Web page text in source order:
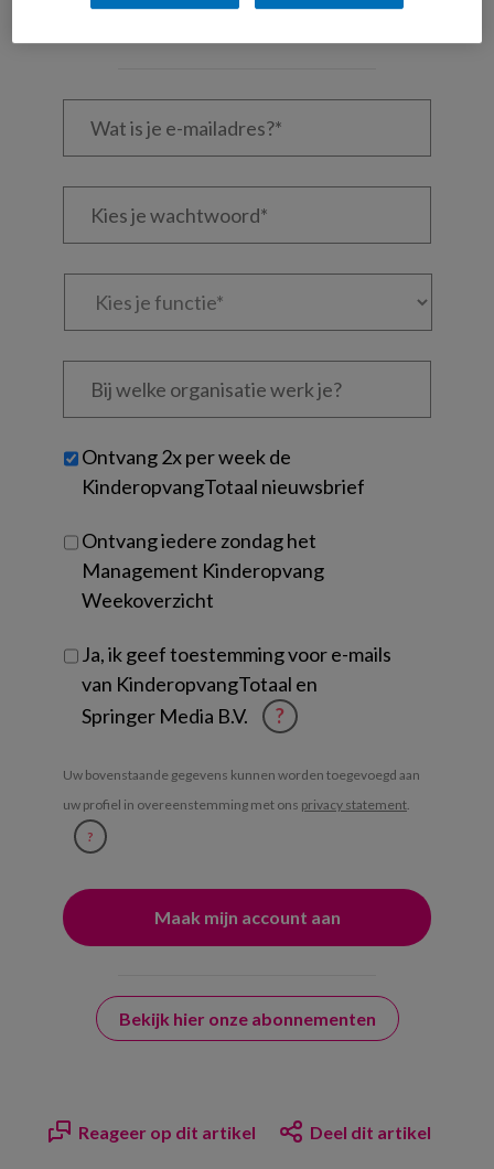
Wat
Kies
wachtwoord*
Kies
Bij
welke
je?
Untitled
Ontvang 2x per week de
KinderopvangTotaal nieuwsbrief
Ontvang iedere zondag het
Management Kinderopvang
Weekoverzicht
Ja, ik geef toestemming voor e-mails
van KinderopvangTotaal en
Springer Media B.V.
?
Uw bovenstaande gegevens kunnen worden toegevoegd aan
uw profiel in overeenstemming met ons privacy statement
?
Bekijk hier onze abonnementen
Reageer op dit artikel Deel dit artikel